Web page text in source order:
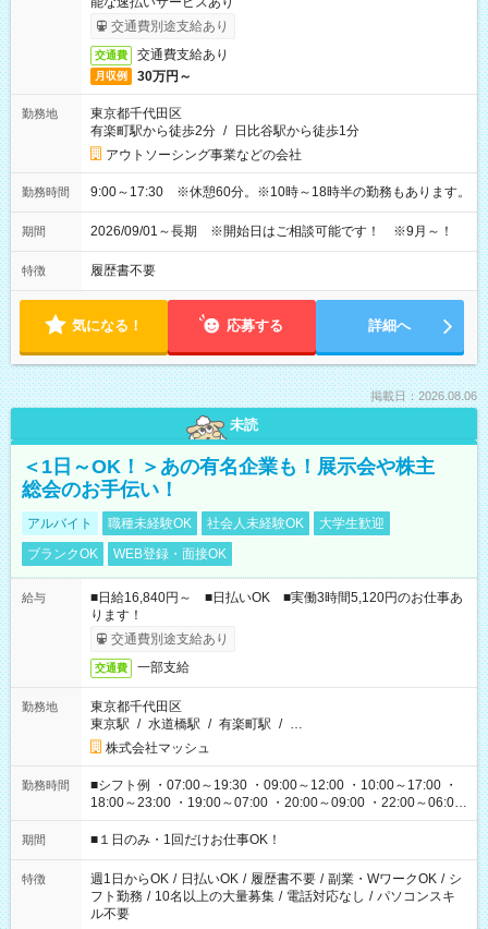
交通費別途支給あり
交通費 交通費支給あり
月収例 30万円～
勤務地
東京都千代田区
有楽町駅から徒歩2分 / 日比谷駅から徒歩1分
アウトソーシング事業などの会社
勤務時間 9:00～17:30 ※休憩60分。※10時～18時半の勤務もあります。
期間 2026/09/01～長期 ※開始日はご相談可能です！ ※9月～！
特徴 履歴書不要
気になる！ 応募する 詳細へ
掲載日：2026.08.06
未読
＜1日～OK！＞あの有名企業も！展示会や株主
総会のお手伝い！
アルバイト 職種未経験OK 社会人未経験OK
大学生歓迎
ブランクOK
WEB登録・面接OK
給与
■日給16,840円～ ■日払いOK ■実働3時間5,120円のお仕事あ
ります！
交通費別途支給あり
交通費 一部支給
勤務地
東京都千代田区
東京駅 / 水道橋駅 / 有楽町駅 / …
株式会社マッシュ
勤務時間
■シフト例 ・07:00～19:30 ・09:00～12:00 ・10:00～17:00 ・
18:00～23:00 ・19:00～07:00 ・20:00～09:00 ・22:00～06:00
etc ★最短で3時間で5,120円のお仕事から 15時間で2万円近く稼
げるお仕事も！ ご希望のお時間に合わせてご紹介！ ※シフトは
ください！
期間 ■１日のみ・1回だけお仕事OK！
特徴 週1日からOK / 日払いOK / 履歴書不要 / 副業・WワークOK / シ
フト勤務 / 10名以上の大量募集 / 電話対応なし / パソコンスキ
ル不要